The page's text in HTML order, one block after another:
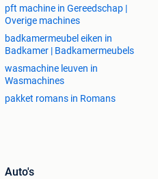
pft machine in Gereedschap |
Overige machines
badkamermeubel eiken in
Badkamer | Badkamermeubels
wasmachine leuven in
Wasmachines
pakket romans in Romans
Auto's